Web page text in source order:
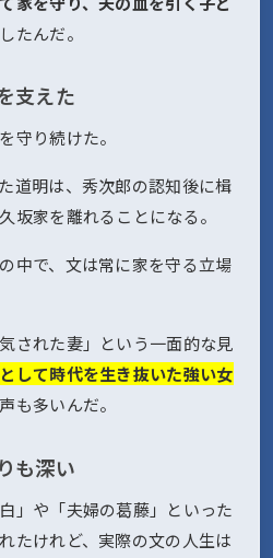
たんだ。
支えた
守り続けた。
道明は、秀次郎の認知後に楫
坂家を離れることになる。
中で、文は常に家を守る立場
された妻」という一面的な見
として時代を生き抜いた強い女
も多いんだ。
も深い
」や「夫婦の葛藤」といった
たけれど、実際の文の人生は